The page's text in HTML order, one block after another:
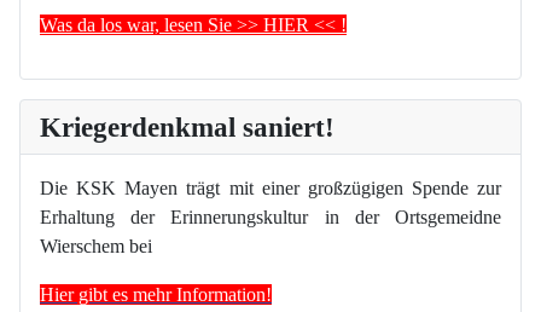
Was da los war, lesen Sie >> HIER << !
Kriegerdenkmal saniert!
Die KSK Mayen trägt mit einer großzügigen Spende zur
Erhaltung der Erinnerungskultur in der Ortsgemeidne
Wierschem bei
Hier gibt es mehr Information!